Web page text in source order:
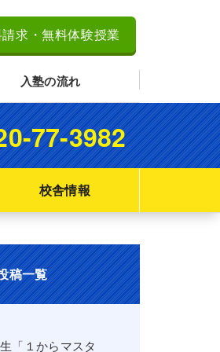
求・無料体験授業
入塾の流れ
77-3982
校舎情報
稿一覧
「１からマスタ